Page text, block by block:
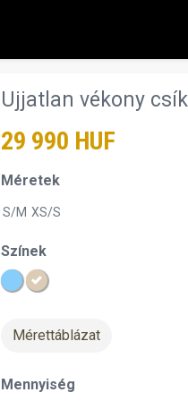
Ujjatlan vékony
29 990 HUF
Méretek
S/M XS/S
Színek
Mérettáblázat
Mennyiség